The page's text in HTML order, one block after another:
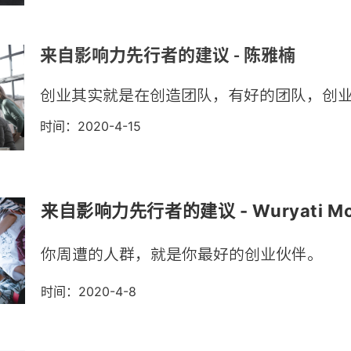
来自影响力先行者的建议 - 陈雅楠
创业其实就是在创造团队，有好的团队，创
时间：2020-4-15
来自影响力先行者的建议 - Wuryati
你周遭的人群，就是你最好的创业伙伴。
时间：2020-4-8